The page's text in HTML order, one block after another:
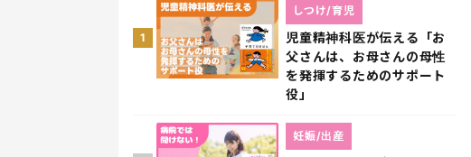
1
児童精神科医が伝える「お
父さんは、お母さんの母性
を発揮するためのサポート
役」
しつけ/育児
妊娠/出産